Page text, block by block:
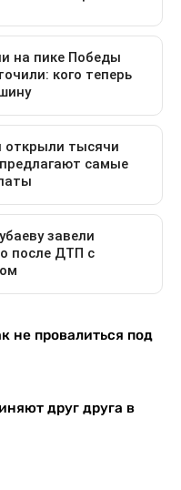
не провалиться под
друг друга в